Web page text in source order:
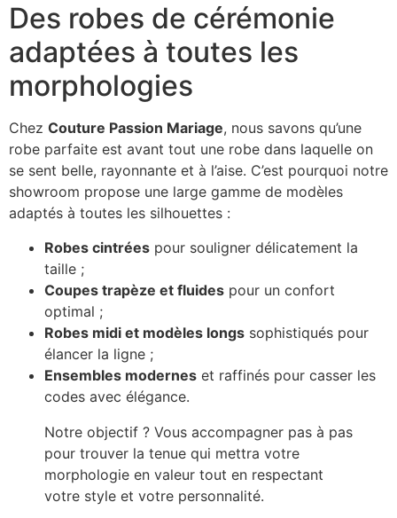
Des robes de cérémonie
adaptées à toutes les
morphologies
Chez Couture Passion Mariage, nous savons qu’une
robe parfaite est avant tout une robe dans laquelle on
se sent belle, rayonnante et à l’aise. C’est pourquoi notre
showroom propose une large gamme de modèles
adaptés à toutes les silhouettes :
Robes cintrées pour souligner délicatement la
taille ;
Coupes trapèze et fluides pour un confort
optimal ;
Robes midi et modèles longs sophistiqués pour
élancer la ligne ;
Ensembles modernes et raffinés pour casser les
codes avec élégance.
Notre objectif ? Vous accompagner pas à pas
pour trouver la tenue qui mettra votre
morphologie en valeur tout en respectant
votre style et votre personnalité.